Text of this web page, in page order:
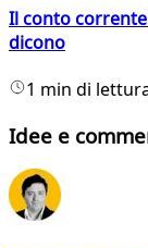
Il conto
dicono
1 min di
Idee e